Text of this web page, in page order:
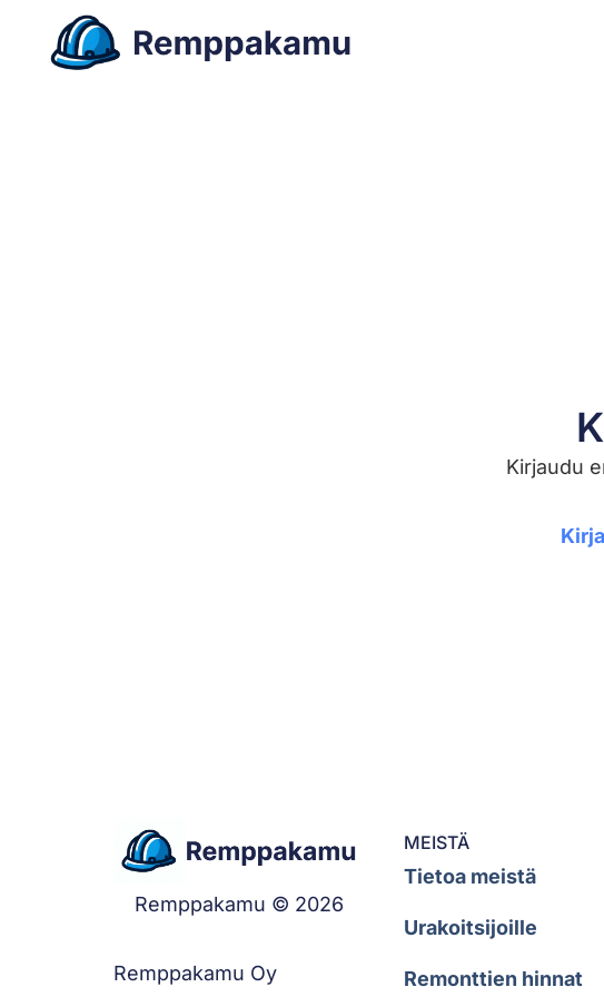
Kirjaudu
Remppakamu © 2026
Remppakamu Oy
MEISTÄ
Tietoa meistä
Urakoitsijoille
Remonttien hinnat